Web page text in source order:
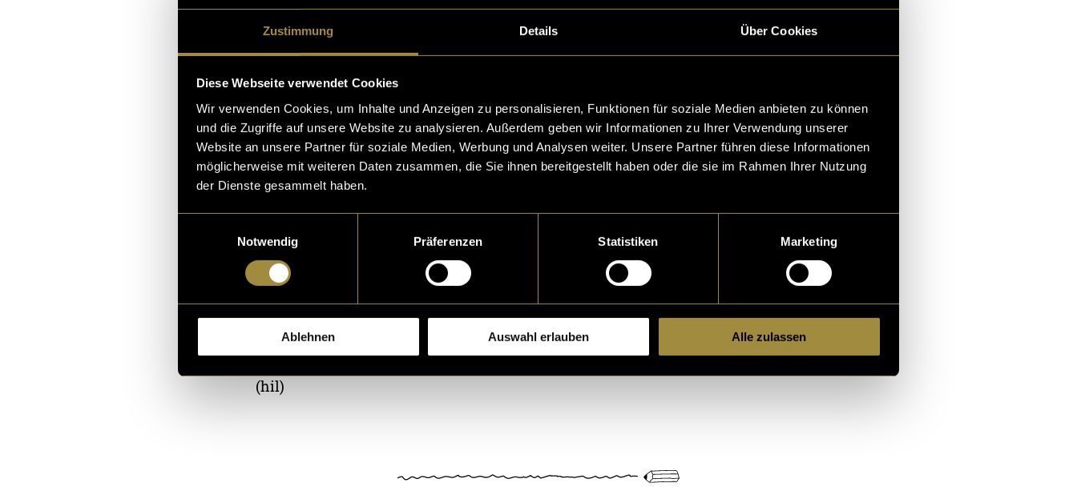
Zustimmung Details Über Cookies
Diese Webseite verwendet Cookies
Wir verwenden Cookies, um Inhalte und Anzeigen zu personalisieren, Funktionen für soziale Medien anbieten zu können
und die Zugriffe auf unsere Website zu analysieren. Außerdem geben wir Informationen zu Ihrer Verwendung unserer
Website an unsere Partner für soziale Medien, Werbung und Analysen weiter. Unsere Partner führen diese Informationen
möglicherweise mit weiteren Daten zusammen, die Sie ihnen bereitgestellt haben oder die sie im Rahmen Ihrer Nutzung
der Dienste gesammelt haben.
Notwendig
Präferenzen Statistiken Marketing
Ablehnen Auswahl erlauben Alle zulassen
Bitte akzeptiere diestatistik, Marketing
Cookies um diesen Inhalt zu
sehen.
(hil)